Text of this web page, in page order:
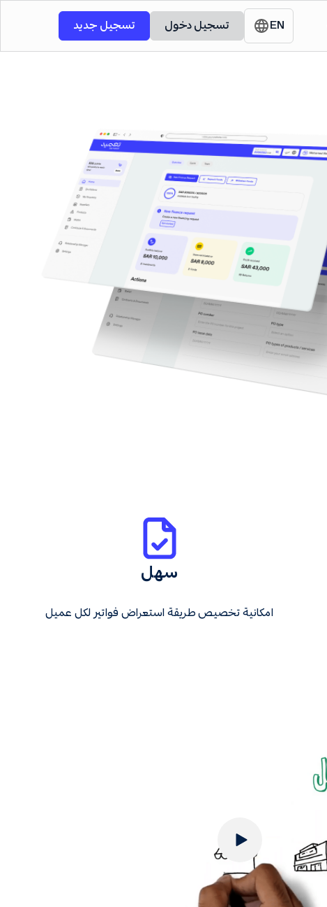
EN تسجيل دخول تسجيل جديد
سهل
امكانية تخصيص طريقة استعراض فواتير لكل عميل